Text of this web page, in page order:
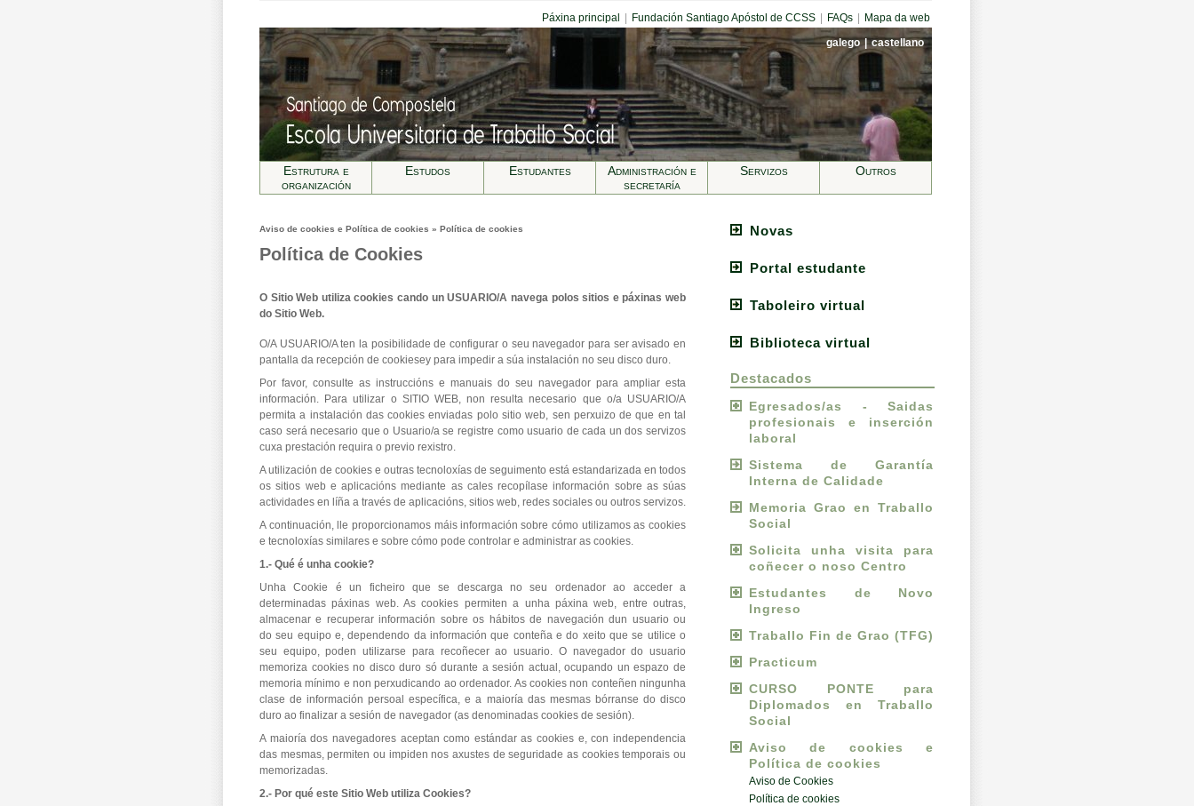
Páxina principal Fundación Santiago Apóstol de CCSS FAQs
Mapa da web
galego|castellano
Estrutura e
organización
Estudos Estudantes
Administración e
secretarí­a
Servizos Outros
Aviso de cookies e Política de cookies » Política de cookies
Política de Cookies
O Sitio Web utiliza cookies cando un USUARIO/A navega polos sitios e páxinas web
do Sitio Web.
O/A USUARIO/A ten la posibilidade de configurar o seu navegador para ser avisado en
pantalla da recepción de cookiesey para impedir a súa instalación no seu disco duro.
Por favor, consulte as instruccións e manuais do seu navegador para ampliar esta
información. Para utilizar o SITIO WEB, non resulta necesario que o/a USUARIO/A
permita a instalación das cookies enviadas polo sitio web, sen perxuizo de que en tal
caso será necesario que o Usuario/a se registre como usuario de cada un dos servizos
cuxa prestación requira o previo rexistro.
A utilización de cookies e outras tecnoloxías de seguimento está estandarizada en todos
os sitios web e aplicacións mediante as cales recopílase información sobre as súas
actividades en líña a través de aplicacións, sitios web, redes sociales ou outros servizos.
A continuación, lle proporcionamos máis información sobre cómo utilizamos as cookies
e tecnoloxías similares e sobre cómo pode controlar e administrar as cookies.
1.- Qué é unha cookie?
Unha Cookie é un ficheiro que se descarga no seu ordenador ao acceder a
determinadas páxinas web. As cookies permiten a unha páxina web, entre outras,
almacenar e recuperar información sobre os hábitos de navegación dun usuario ou
do seu equipo e, dependendo da información que conteña e do xeito que se utilice o
seu equipo, poden utilizarse para recoñecer ao usuario. O navegador do usuario
memoriza cookies no disco duro só durante a sesión actual, ocupando un espazo de
memoria mínimo e non perxudicando ao ordenador. As cookies non conteñen ningunha
clase de información persoal específica, e a maioría das mesmas bórranse do disco
duro ao finalizar a sesión de navegador (as denominadas cookies de sesión).
A maioría dos navegadores aceptan como estándar as cookies e, con independencia
das mesmas, permiten ou impiden nos axustes de seguridade as cookies temporais ou
memorizadas.
2.- Por qué este Sitio Web utiliza Cookies?
Novas
Portal estudante
Taboleiro virtual
Biblioteca virtual
Destacados
Egresados/as - Saidas
profesionais e inserción
laboral
Sistema de Garantía
Interna de Calidade
Memoria Grao en Traballo
Social
Solicita unha visita para
coñecer o noso Centro
Estudantes de Novo
Ingreso
Traballo Fin de Grao (TFG)
Practicum
CURSO PONTE para
Diplomados en Traballo
Social
Aviso de cookies e
Política de cookies
Aviso de Cookies
Política de cookies